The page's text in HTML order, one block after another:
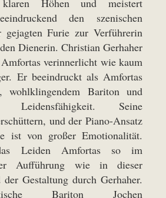
Höhen und meistert
den szenischen
gejagten Furie zur Verführerin
Dienerin. Christian Gerhaher
verinnerlicht wie kaum
Er beeindruckt als Amfortas
wohlklingendem Bariton und
Leidensfähigkeit. Seine
und der Piano-Ansatz
ist von großer Emotionalität.
Leiden Amfortas so im
Aufführung wie in dieser
Gestaltung durch Gerhaher.
Bariton Jochen